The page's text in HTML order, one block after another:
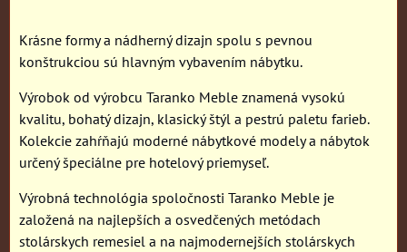
Krásne formy a nádherný dizajn spolu s pevnou
konštrukciou sú hlavným vybavením nábytku.
Výrobok od výrobcu Taranko Meble znamená vysokú
kvalitu, bohatý dizajn, klasický štýl a pestrú paletu farieb.
Kolekcie zahŕňajú moderné nábytkové modely a nábytok
určený špeciálne pre hotelový priemyseľ.
Výrobná technológia spoločnosti Taranko Meble je
založená na najlepších a osvedčených metódach
stolárskych remesiel a na najmodernejších stolárskych